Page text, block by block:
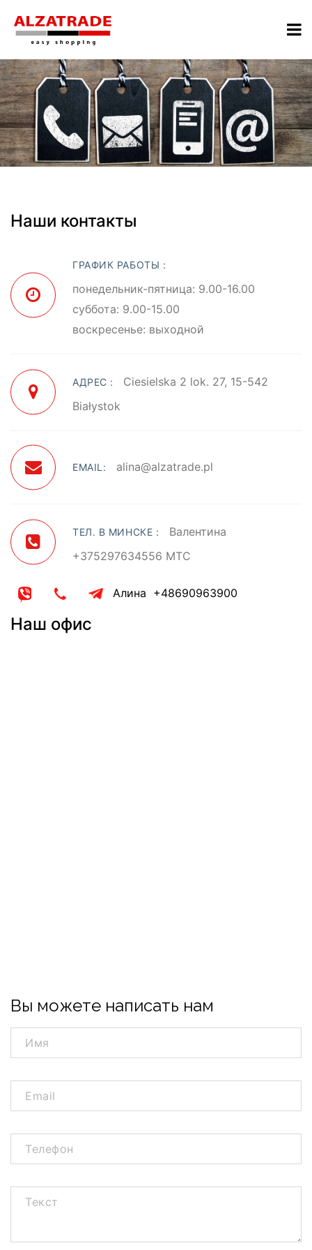
Наши контакты
ГРАФИК РАБОТЫ :
понедельник-пятница: 9.00-16.00
суббота: 9.00-15.00
воскресенье: выходной
АДРЕС :
Ciesielska 2 lok. 27, 15-542
Białystok
EMAIL: alina@alzatrade.pl
ТЕЛ. В МИНСКЕ :
Валентина
+375297634556 МТС
Алина +48690963900
Наш офис
Вы можете написать нам